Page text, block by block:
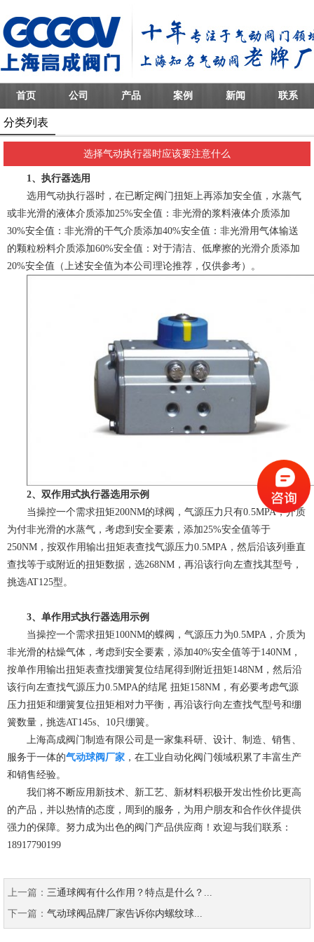
首页 公司 产品 案例 新闻 联系
分类列表
选择气动执行器时应该要注意什么
1、执行器选用
选用气动执行器时，在已断定阀门扭矩上再添加安全值，水蒸气
或非光滑的液体介质添加25%安全值：非光滑的浆料液体介质添加
30%安全值：非光滑的干气介质添加40%安全值：非光滑用气体输送
的颗粒粉料介质添加60%安全值：对于清洁、低摩擦的光滑介质添加
20%安全值（上述安全值为本公司理论推荐，仅供参考）。
2、双作用式执行器选用示例
当操控一个需求扭矩200NM的球阀，气源压力只有0.5MPA，介质
为付非光滑的水蒸气，考虑到安全要素，添加25%安全值等于
250NM，按双作用输出扭矩表查找气源压力0.5MPA，然后沿该列垂直
查找等于或附近的扭矩数据，选268NM，再沿该行向左查找其型号，
挑选AT125型。
3、单作用式执行器选用示例
当操控一个需求扭矩100NM的蝶阀，气源压力为0.5MPA，介质为
非光滑的枯燥气体，考虑到安全要素，添加40%安全值等于140NM，
按单作用输出扭矩表查找绷簧复位结尾得到附近扭矩148NM，然后沿
该行向左查找气源压力0.5MPA的结尾 扭矩158NM，有必要考虑气源
压力扭矩和绷簧复位扭矩相对力平衡，再沿该行向左查找气型号和绷
簧数量，挑选AT145s、10只绷簧。
上海高成阀门制造有限公司是一家集科研、设计、制造、销售、
服务于一体的气动球阀厂家 ，在工业自动化阀门领域积累了丰富生产
和销售经验。
我们将不断应用新技术、新工艺、新材料积极开发出性价比更高
的产品，并以热情的态度，周到的服务，为用户朋友和合作伙伴提供
强力的保障。努力成为出色的阀门产品供应商！欢迎与我们联系：
18917790199
上一篇： 三通球阀有什么作用？特点是什么？...
下一篇： 气动球阀品牌厂家告诉你内螺纹球...